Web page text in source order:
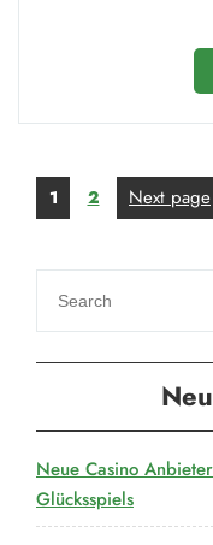
der
Beiträge
Page
1 Page
2 Next page
Neue Casino
Glücksspiels